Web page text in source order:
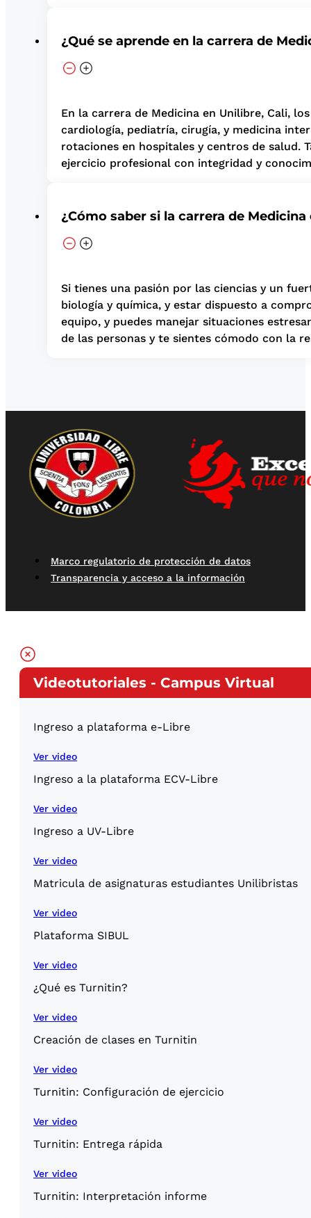
¿Qué se aprende en la carrera de
En la carrera de Medicina en Unilibre, Cali,
cardiología, pediatría, cirugía, y medicina
rotaciones en hospitales y centros de salud.
ejercicio profesional con integridad y
¿Cómo saber si la carrera de Medicina
Si tienes una pasión por las ciencias y un
biología y química, y estar dispuesto a
equipo, y puedes manejar situaciones
de las personas y te sientes cómodo con la
Marco regulatorio de protección de datos
Transparencia y acceso a la información
Videotutoriales - Campus Virtual
Ingreso a plataforma e-Libre
Ver video
Ingreso a la plataforma ECV-Libre
Ver video
Ingreso a UV-Libre
Ver video
Matricula de asignaturas estudiantes Unilibristas
Ver video
Plataforma SIBUL
Ver video
¿Qué es Turnitin?
Ver video
Creación de clases en Turnitin
Ver video
Turnitin: Configuración de ejercicio
Ver video
Turnitin: Entrega rápida
Ver video
Turnitin: Interpretación informe